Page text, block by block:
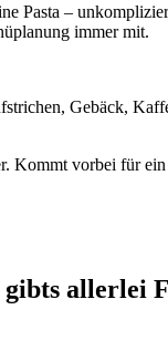
Pasta –
immer mit.
Gebäck,
Kommt vorbei für ein
allerlei